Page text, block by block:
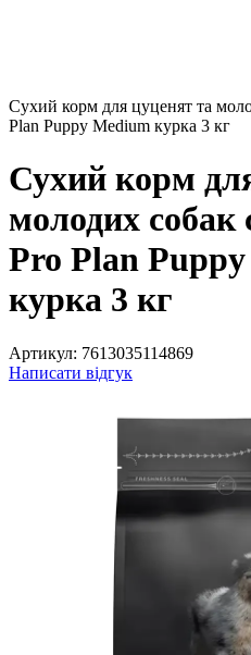
Сухий корм для цуценят та
Plan Puppy Medium курка 3 кг
Сухий корм
молодих собак
Pro Plan
курка 3 кг
Артикул: 7613035114869
Написати відгук